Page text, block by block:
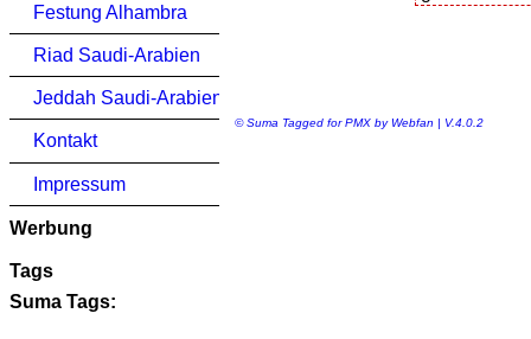
Festung Alhambra
Riad Saudi-Arabien
Jeddah Saudi-Arabien
Kontakt
Impressum
Werbung
Tags
Suma Tags:
© Suma Tagged for PMX by Webfan | V.4.0.2